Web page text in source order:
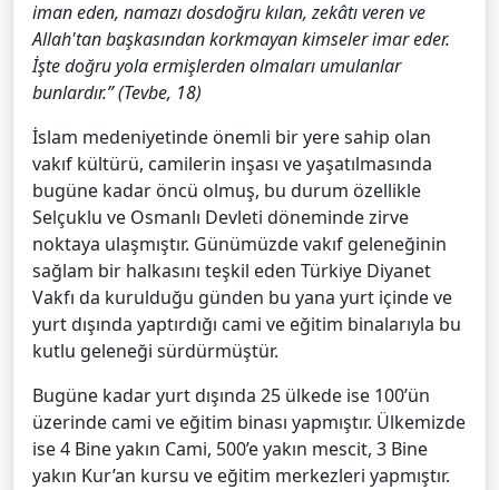
iman eden, namazı dosdoğru kılan, zekâtı veren ve
Allah'tan başkasından korkmayan kimseler imar eder.
İşte doğru yola ermişlerden olmaları umulanlar
bunlardır.” (Tevbe, 18)
İslam medeniyetinde önemli bir yere sahip olan
vakıf kültürü, camilerin inşası ve yaşatılmasında
bugüne kadar öncü olmuş, bu durum özellikle
Selçuklu ve Osmanlı Devleti döneminde zirve
noktaya ulaşmıştır. Günümüzde vakıf geleneğinin
sağlam bir halkasını teşkil eden Türkiye Diyanet
Vakfı da kurulduğu günden bu yana yurt içinde ve
yurt dışında yaptırdığı cami ve eğitim binalarıyla bu
kutlu geleneği sürdürmüştür.
Bugüne kadar yurt dışında 25 ülkede ise 100’ün
üzerinde cami ve eğitim binası yapmıştır. Ülkemizde
ise 4 Bine yakın Cami, 500’e yakın mescit, 3 Bine
yakın Kur’an kursu ve eğitim merkezleri yapmıştır.